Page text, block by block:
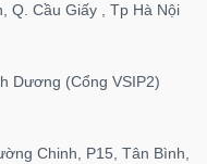
Q. Cầu Giấy , Tp Hà Nội
Dương (Cổng VSIP2)
Chinh, P15, Tân Bình,